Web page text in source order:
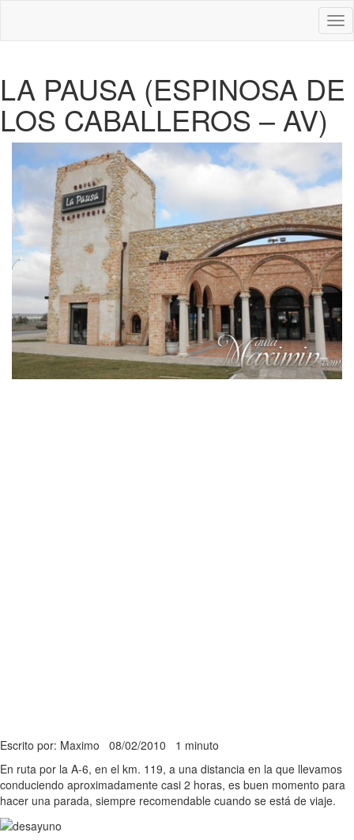
LA PAUSA (ESPINOSA DE
LOS CABALLEROS – AV)
Escrito por: Maximo 08/02/2010 1 minuto
En ruta por la A-6, en el km. 119, a una distancia en la que llevamos
conduciendo aproximadamente casi 2 horas, es buen momento para
hacer una parada, siempre recomendable cuando se está de viaje.